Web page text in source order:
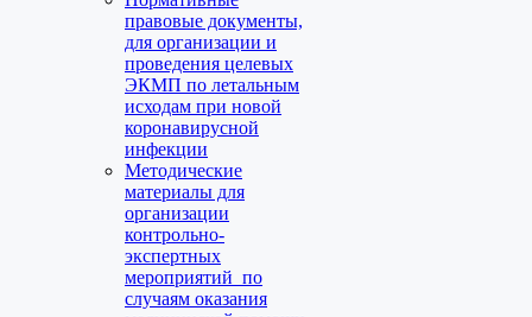
правовые документы,
для организации и
проведения целевых
ЭКМП по летальным
исходам при новой
коронавирусной
инфекции
Методические
материалы для
организации
контрольно-
экспертных
мероприятий по
случаям оказания